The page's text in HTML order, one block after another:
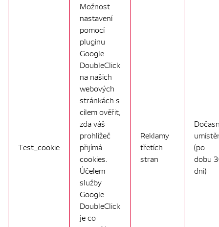
Test_cookie
Možnost
nastavení
pomocí
pluginu
Google
DoubleClick
na našich
webových
stránkách s
cílem ověřit,
zda váš
prohlížeč
přijímá
cookies.
Účelem
služby
Google
DoubleClick
je co
Reklamy
třetích
stran
(po
dobu
dní)